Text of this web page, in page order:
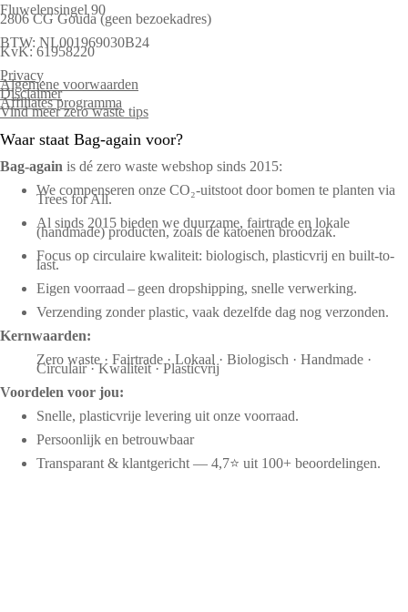
Fluwelensingel 90
2806 CG Gouda (geen bezoekadres)
BTW: NL001969030B24
KvK: 61958220
Privacy
Algemene voorwaarden
Disclaimer
Affiliates programma
Vind meer zero waste tips
Waar staat Bag-again voor?
Bag‑again is dé zero waste webshop sinds 2015:
We compenseren onze CO₂-uitstoot door bomen te planten via
Trees for All.
Al sinds 2015 bieden we duurzame, fairtrade en lokale
(handmade) producten, zoals de katoenen broodzak.
Focus op circulaire kwaliteit: biologisch, plasticvrij en built-to-
last.
Eigen voorraad – geen dropshipping, snelle verwerking.
Verzending zonder plastic, vaak dezelfde dag nog verzonden.
Kernwaarden:
Zero waste · Fairtrade · Lokaal · Biologisch · Handmade ·
Circulair · Kwaliteit · Plasticvrij
Voordelen voor jou:
Snelle, plasticvrije levering uit onze voorraad.
Persoonlijk en betrouwbaar
Transparant & klantgericht — 4,7⭐ uit 100+ beoordelingen.